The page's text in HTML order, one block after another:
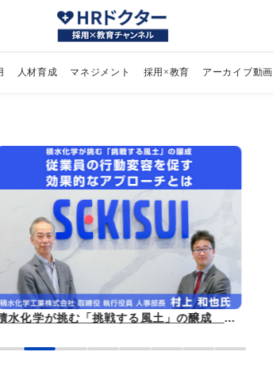
人材育成 マネジメント 採用×教育 アーカイブ動画
積水化学が挑む「挑戦する風土」の醸成 従業員の行動変容を促す効果的なアプローチとは